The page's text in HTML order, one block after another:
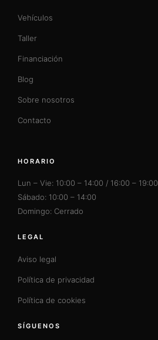
Vehículos
Taller
Financiación
Blog
Sobre nosotros
Contacto
HORARIO
Lun – Vie: 10:00 – 14:00 / 16:00 – 19:00
Sábado: 10:00 – 14:00
Domingo: Cerrado
LEGAL
Aviso legal
Política de privacidad
Política de cookies
SÍGUENOS